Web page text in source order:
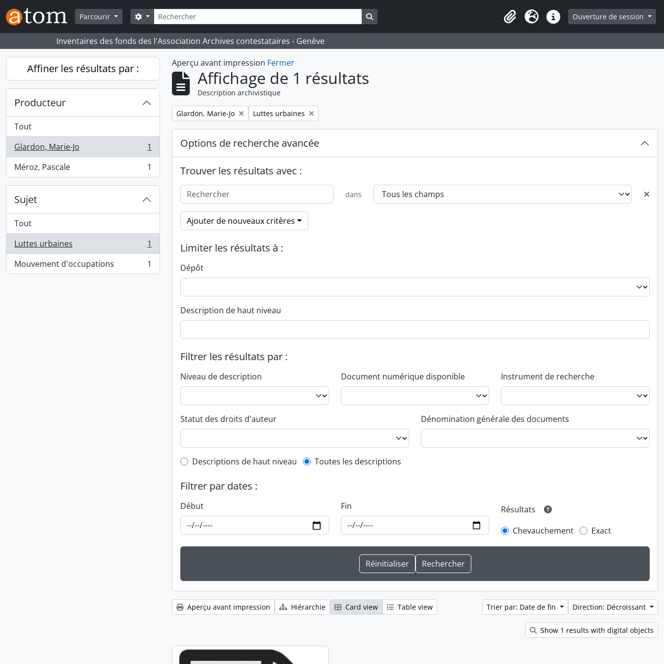
Skip to main content
Parcourir
Rechercher
Search options
Presse-papier
LangueLiens rapidesOuverture de session
Inventaires des fonds des l'Association Archives contestataires - Genève
Affiner les résultats par :
Producteur
Tout
Glardon, Marie-Jo
, 1 résultats
1
Méroz, Pascale
, 1 résultats 1
Sujet
Tout
Luttes urbaines
, 1 résultats
1
Mouvement d'occupations
, 1 résultats 1
Aperçu avant impression Fermer
Affichage de 1 résultats
Description archivistique
Remove filter:
Glardon, Marie-Jo Remove filter:
Luttes urbaines
Options de recherche avancée
Trouver les résultats avec :
dans
Ajouter de nouveaux critères
Limiter les résultats à :
Dépôt
Description de haut niveau
Filtrer les résultats par :
Niveau de description Document numérique disponible Instrument de recherche
Statut des droits d'auteur Dénomination générale des documents
Top-level description filter
Descriptions de haut niveau Toutes les descriptions
Filtrer par dates :
Début Fin
Résultats
Chevauchement
Exact
Aperçu avant impression Hiérarchie Card view Table view Trier par: Date de fin Direction: Décroissant
Show 1 results with digital objects